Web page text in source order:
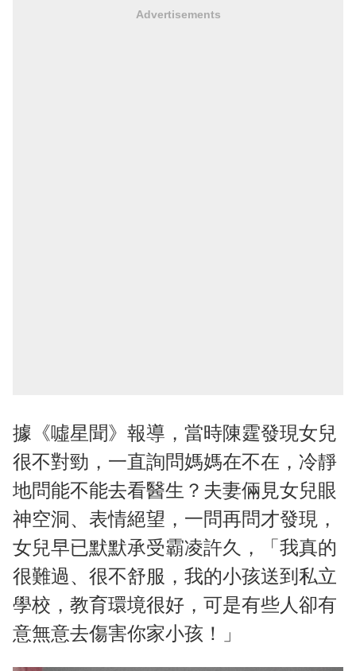
Advertisements
據《噓星聞》報導，當時陳霆發現女兒
很不對勁，一直詢問媽媽在不在，冷靜
地問能不能去看醫生？夫妻倆見女兒眼
神空洞、表情絕望，一問再問才發現，
女兒早已默默承受霸凌許久，「我真的
很難過、很不舒服，我的小孩送到私立
學校，教育環境很好，可是有些人卻有
意無意去傷害你家小孩！」